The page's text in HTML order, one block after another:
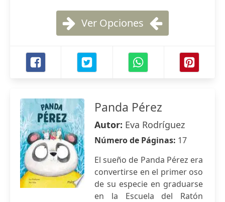
Ver Opciones
Panda Pérez
Autor: Eva Rodríguez
Número de Páginas: 17
El sueño de Panda Pérez era
convertirse en el primer oso
de su especie en graduarse
en la Escuela del Ratón